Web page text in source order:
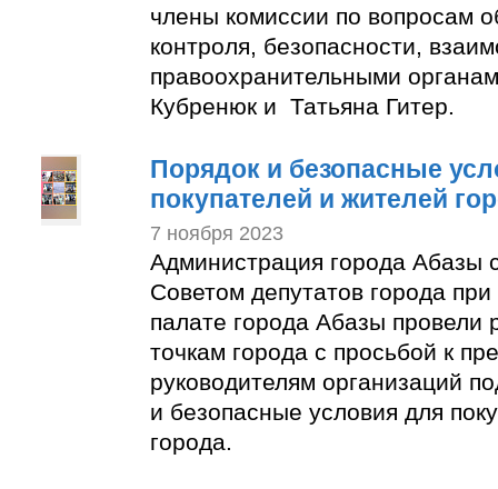
члены комиссии по вопросам
контроля, безопасности,
правоохранительными
Кубренюк и Татьяна Гитер.
Порядок и безопасные
покупателей и жителей
7 ноября 2023
Администрация города Абазы
Советом депутатов города
палате города Абазы провели
точкам города с просьбой к
руководителям организаций
и безопасные условия для
города.